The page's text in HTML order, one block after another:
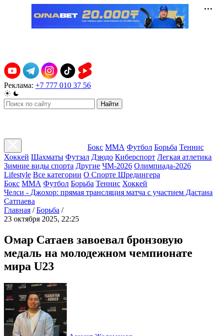
Реклама: +7 777 010 37 56
Найти
Бокс ММА Футбол Борьба Теннис
Хоккей Шахматы Футзал Дзюдо Киберспорт Легкая атлетика
Зимние виды спорта Другие ЧМ-2026 Олимпиада-2026
Lifestyle Все категории О Спорте Шредингера
Бокс ММА Футбол Борьба Теннис Хоккей
Челси - Джохор: прямая трансляция матча с участием Дастана
Сатпаева
Главная / Борьба /
23 октября 2025, 22:25
Омар Сатаев завоевал бронзовую
медаль на молодежном чемпионате
мира U23